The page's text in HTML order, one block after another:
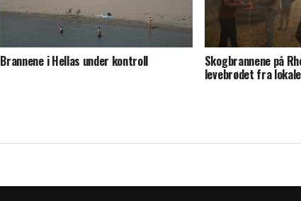
Brannene i Hellas under kontroll Skogbrannene på
levebrødet fra